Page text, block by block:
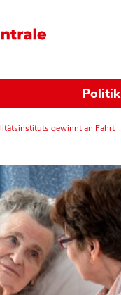
Politik
gewinnt an Fahrt